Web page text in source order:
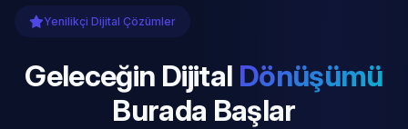
Yenilikçi Dijital Çözümler
Geleceğin Dijital Dönüşümü
Burada Başlar